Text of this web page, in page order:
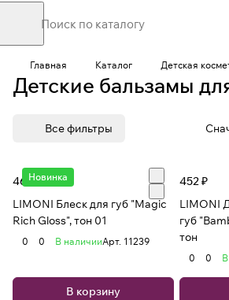
Главная Каталог Детская
Детские бальзамы
Все фильтры
Новинка
466 ₽
LIMONI Блеск для губ "Magic
Rich Gloss", тон 01
0 0 В наличииАрт. 11239
В корзину
452 ₽
LIMONI
губ
тон
0 0